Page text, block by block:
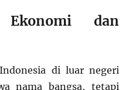
dan
di luar negeri
nama bangsa, tetapi